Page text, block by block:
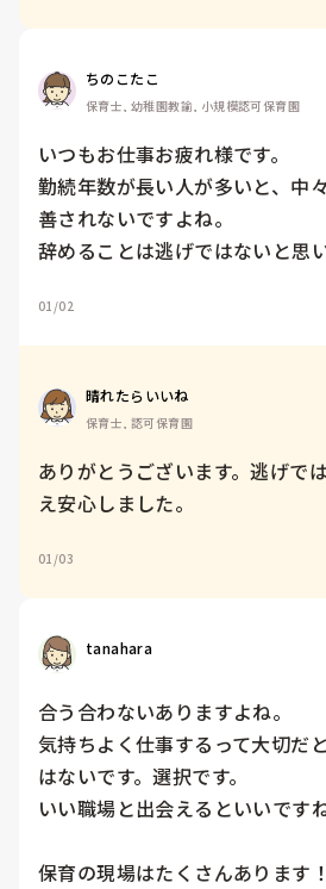
ちのこたこ
保育士, 幼稚園教諭, 小規模認可保育園
いつもお仕事お疲れ様です。
勤続年数が長い人が多いと、中
善されないですよね。
辞めることは逃げではないと思い
01/02
晴れたらいいね
保育士, 認可保育園
ありがとうございます。逃げで
え安心しました。
01/03
tanahara
合う合わないありますよね。
気持ちよく仕事するって大切だ
はないです。選択です。
いい職場と出会えるといいです
保育の現場はたくさんあります